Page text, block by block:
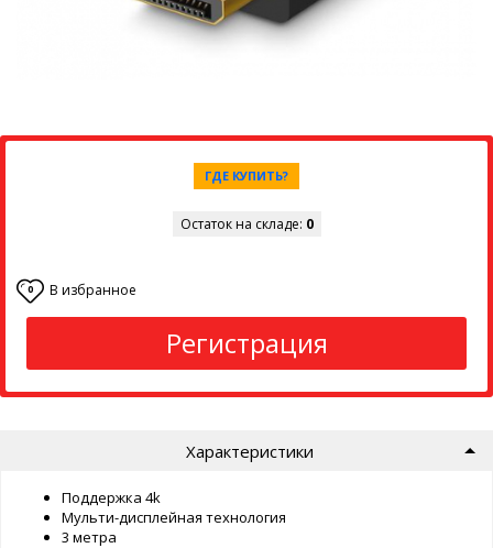
ГДЕ КУПИТЬ?
Остаток на складе: 0
0 В избранное
Регистрация
Характеристики
Поддержка 4k
Мульти-дисплейная технология
3 метра